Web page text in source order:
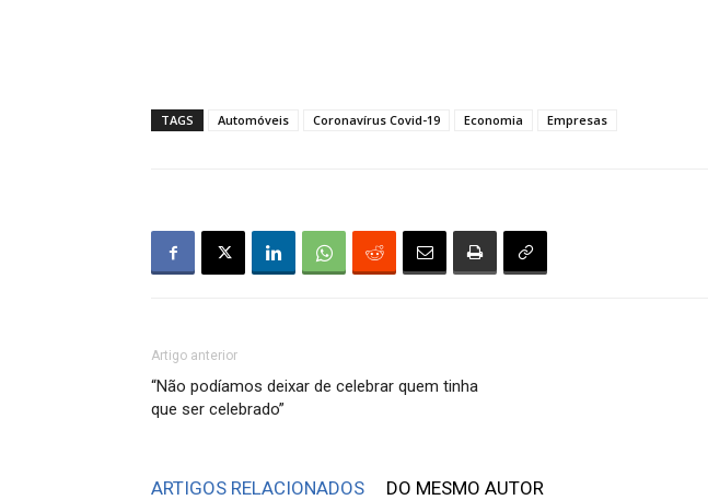
TAGS Automóveis Coronavírus Covid-19 Economia Empresas
Artigo anterior
“Não podíamos deixar de celebrar quem tinha
que ser celebrado”
ARTIGOS RELACIONADOS DO MESMO AUTOR